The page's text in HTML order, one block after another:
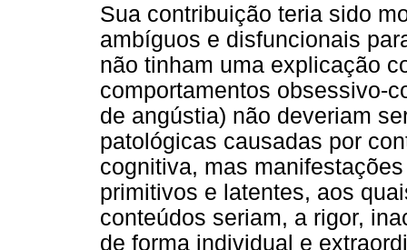
Sua contribuição teria sido
ambíguos e disfuncionais
não tinham uma explicação
comportamentos obsessivo-
de angústia) não deveriam
patológicas causadas por
cognitiva, mas
primitivos e latentes, aos
conteúdos seriam, a rigor,
de forma individual e